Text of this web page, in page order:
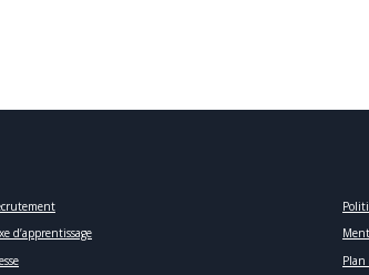
d’apprentissage